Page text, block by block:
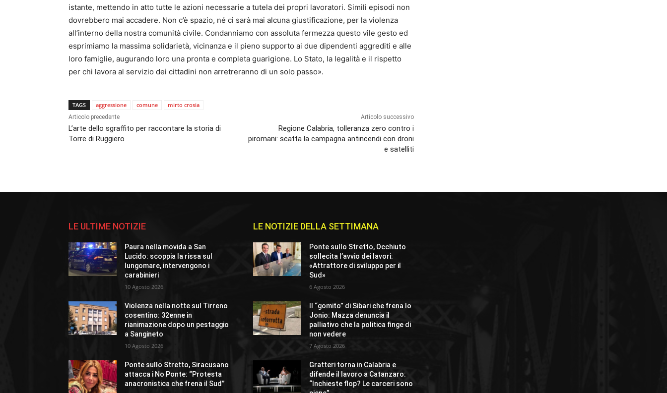
istante, mettendo in atto tutte le azioni necessarie a tutela dei propri lavoratori. Simili episodi non
dovrebbero mai accadere. Non c’è spazio, né ci sarà mai alcuna giustificazione, per la violenza
all’interno della nostra comunità civile. Condanniamo con assoluta fermezza questo vile gesto ed
esprimiamo la massima solidarietà, vicinanza e il pieno supporto ai due dipendenti aggrediti e alle
loro famiglie, augurando loro una pronta e completa guarigione. Lo Stato, la legalità e il rispetto
per chi lavora al servizio dei cittadini non arretreranno di un solo passo».
TAGS aggressione comune mirto crosia
Articolo precedente
L’arte dello sgraffito per raccontare la storia di
Torre di Ruggiero
Articolo successivo
Regione Calabria, tolleranza zero contro i
piromani: scatta la campagna antincendi con droni
e satelliti
LE ULTIME NOTIZIE
Paura nella movida a San
Lucido: scoppia la rissa sul
lungomare, intervengono i
carabinieri
10 Agosto 2026
Violenza nella notte sul Tirreno
cosentino: 32enne in
rianimazione dopo un pestaggio
a Sangineto
10 Agosto 2026
Ponte sullo Stretto, Siracusano
attacca i No Ponte: “Protesta
anacronistica che frena il Sud”
LE NOTIZIE DELLA SETTIMANA
Ponte sullo Stretto, Occhiuto
sollecita l’avvio dei lavori:
«Attrattore di sviluppo per il
Sud»
6 Agosto 2026
Il “gomito” di Sibari che frena lo
Jonio: Mazza denuncia il
palliativo che la politica finge di
non vedere
7 Agosto 2026
Gratteri torna in Calabria e
difende il lavoro a Catanzaro:
“Inchieste flop? Le carceri sono